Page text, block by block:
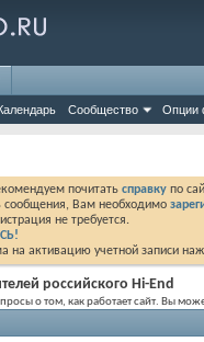
Сообщество Опции
почитать справку по
сообщения, Вам необходимо
не требуется.
на активацию учетной записи
российского Hi-End
о том, как работает сайт. Вы